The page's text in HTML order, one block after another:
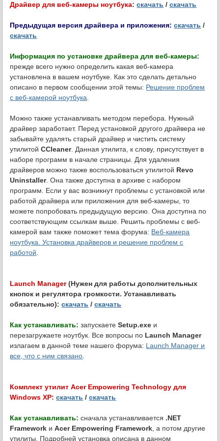
Драйвер для веб-камеры ноутбука:скачать /скачать
Предыдущая версия драйвера и приложения: скачать /
скачать
Информация по установке драйвера для веб-камеры:
прежде всего нужно определить какая веб-камера
установлена в вашем ноутбуке. Как это сделать детально
описано в первом сообщении этой темы: Решение проблем
с веб-камерой ноутбука
Можно также устанавливать методом перебора. Нужный
драйвер заработает. Перед установкой другого драйвера не
забывайте удалять старый драйвер и чистить систему
утилитойCCleaner. Данная утилита, к слову, присутствует в
наборе программ в начале страницы. Для удаления
драйверов можно также воспользоваться утилитой Revo
Uninstaller. Она также доступна в архиве с набором
программ. Если у вас возникнут проблемы с установкой или
работой драйвера или приложения для веб-камеры, то
можете попробовать предыдущую версию. Она доступна по
соответствующим ссылкам выше. Решить проблемы с веб-
камерой вам также поможет тема форума: Веб-камера
ноутбука. Установка драйверов и решение проблем с
работой
Launch Manager(Нужен для работы дополнительных
кнопок и регулятора громкости. Устанавливать
обязательно):скачать /скачать
Как устанавливать: запускаетеSetup.exe и
перезагружаете ноутбук. Все вопросы по Launch Manager
излагаем в данной теме нашего форума: Launch Manager и
все, что с ним связано
Комплект утилит Acer Empowering Technology для
Windows XP: скачать /скачать
Как устанавливать: сначала устанавливается .NET
Framework иAcer Empowering Framework , а потом другие
утилиты. Подробней установка описана в данном